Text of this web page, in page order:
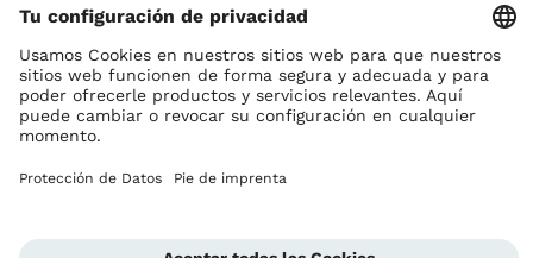
Los derechos de autor son propiedad de Ottobock
Configuración de cookies
Terms and Conditions
Términos y Condiciones
Aviso de Privacidad
Impresión